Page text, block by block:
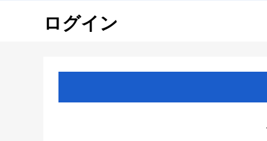
ログイン